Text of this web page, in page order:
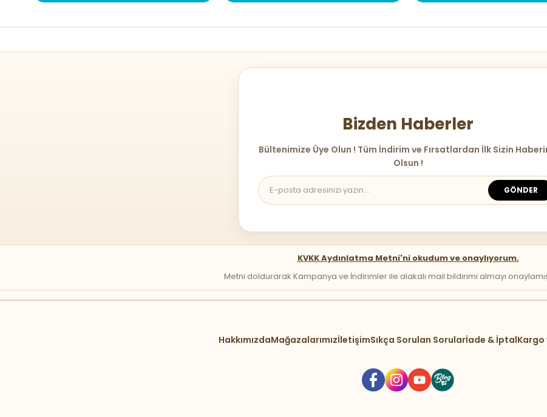
Bizden Haberler
Bültenimize Üye Olun ! Tüm İndirim ve Fırsatlardan İlk Sizin
Olsun !
GÖNDER
KVKK Aydınlatma Metni'ni okudum ve onaylıyorum.
Metni doldurarak Kampanya ve İndirimler ile alakalı mail bildirimi almayı onaylamış
HakkımızdaMağazalarımızİletişimSıkça Sorulan Sorularİade & İptalKargo